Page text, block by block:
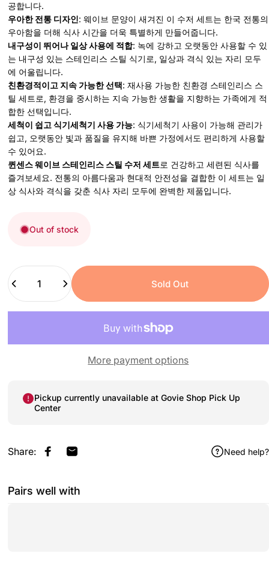
공합니다.
우아한 전통 디자인: 웨이브 문양이 새겨진 이 수저 세트는 한국 전통의
우아함을 더해 식사 시간을 더욱 특별하게 만들어줍니다.
내구성이 뛰어나 일상 사용에 적합: 녹에 강하고 오랫동안 사용할 수 있
는 내구성 있는 스테인리스 스틸 식기로, 일상과 격식 있는 자리 모두
에 어울립니다.
친환경적이고 지속 가능한 선택: 재사용 가능한 친환경 스테인리스 스
틸 세트로, 환경을 중시하는 지속 가능한 생활을 지향하는 가족에게 적
합한 선택입니다.
세척이 쉽고 식기세척기 사용 가능: 식기세척기 사용이 가능해 관리가
쉽고, 오랫동안 빛과 품질을 유지해 바쁜 가정에서도 편리하게 사용할
수 있어요.
퀸센스 웨이브 스테인리스 스틸 수저 세트로 건강하고 세련된 식사를
즐겨보세요. 전통의 아름다움과 현대적 안전성을 결합한 이 세트는 일
상 식사와 격식을 갖춘 식사 자리 모두에 완벽한 제품입니다.
Out of stock
Quantity
Sold Out
More payment options
Pickup currently unavailable at Govie Shop Pick Up
Center
Share: Share on Facebook
Share by Email Need help?
Pairs well with